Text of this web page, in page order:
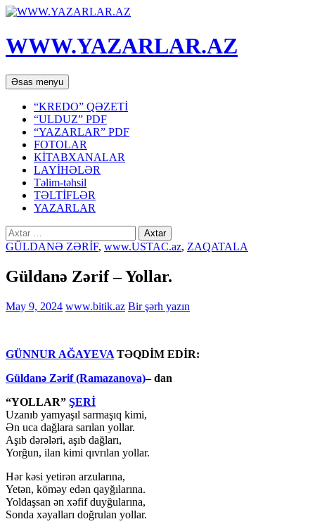
WWW.YAZARLAR.AZ
Axtar
Əsas menyu Mühtəviyyata
keç
“KREDO” QƏZETİ
“ULDUZ” PDF
“YAZARLAR” PDF
FOTOLAR
KİTABXANALAR
LAYİHƏLƏR
Təlim-təhsil
TƏLTİFLƏR
YAZARLAR
Axtarış:
GÜLDANƏ ZƏRİF, www.USTAC.az, ZAQATALA
Güldanə Zərif – Yollar.
May 9, 2024 www.bitik.az Bir şərh yazın
GÜNNUR AĞAYEVA TƏQDİM EDİR:
Güldanə Zərif (Ramazanova)– dan
“YOLLAR” ŞERİ
Uzanıb yamyaşıl sarmaşıq kimi,
Ən uca dağlara sarılan yollar.
Aşıb dərələri, aşıb dağları,
Yorğun, ilan kimi qıvrılan yollar.
Hər kəsi yetirən arzularına,
Yetən, köməy edən qayğılarına.
Yoldaşsan ən xəfif duyğularına,
Sonda xəyalları doğrulan yollar.